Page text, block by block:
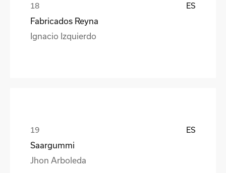
ES
Fabricados Reyna
Ignacio Izquierdo
ES
Saargummi
Jhon Arboleda